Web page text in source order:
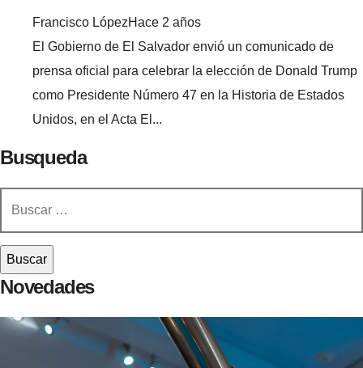
Francisco LópezHace 2 años
El Gobierno de El Salvador envió un comunicado de
prensa oficial para celebrar la elección de Donald Trump
como Presidente Número 47 en la Historia de Estados
Unidos, en el Acta El...
Busqueda
Novedades